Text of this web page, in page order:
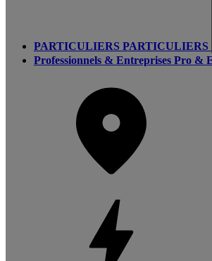
PARTICULIERS PARTICULIERS
Professionnels & Entreprises Pro &